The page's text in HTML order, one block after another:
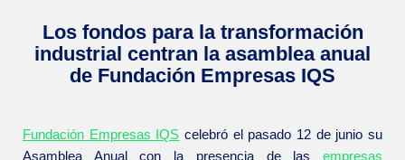
Los fondos para la transformación
industrial centran la asamblea anual
de Fundación Empresas IQS
Fundación Empresas IQS celebró el pasado 12 de junio su
Asamblea Anual con la presencia de las empresas